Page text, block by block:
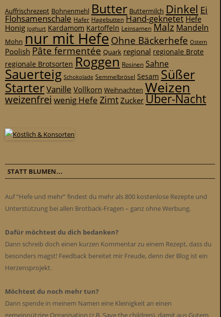
Auffrischrezept Bohnenmehl Butter Buttermilch Dinkel Ei
Flohsamenschale Hafer Hagebutten Hand-geknetet Hefe
Honig Joghurt Kardamom Kartoffeln Leinsamen Malz Mandeln
Mohn nur mit Hefe Ohne Bäckerhefe Ostern
Poolish Pâte fermentée Quark regional regionale Brote
regionale Brotsorten Roggen Rosinen Sahne
Sauerteig Schokolade Semmelbrösel Sesam Süßer
StarterVanille Vollkorn Weihnachten Weizen
weizenfrei wenig Hefe ZimtZuckerÜber-Nacht
STATT BLUMEN…
Auf “Hefe und mehr” findest du mehr als 800 kostenlose Rezepte und
Unterstützung bei allen Brotback-Fragen – ganz ohne Werbung.
Dafür möchtest du dich bedanken?
Dann schreib doch einen kurzen Kommentar zu einem Rezept, dass du
besonders magst! Feedback bereitet mir Freude, denn der Blog ist ein
Herzensprojekt.
Möchtest du noch mehr tun?
Dann spende in meinem Namen eine Kleinigkeit an einen